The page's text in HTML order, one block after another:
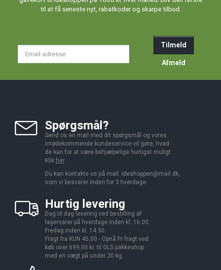
til at få seneste nyt, rabatkoder og skarpe tilbud.
Tilmeld
Afmeld
Spørgsmål?
Send os en mail med dit spørgsmål og vores
imødekommende kundeservice vil gøre, hvad
de kan for at være behjælpelige hurtigst muligt.
Klik her.
Du kan kontakte os på mail: ideshoppen@mail.dk,
som vi besvarer inden for 3 hverdage.
Hurtig levering
Dag til dag levering ved bestilling af
lagervarer på hverdage inden kl. 16.00.
Fredag inden kl. 14.30.
Fragt fra KUN 45,00 - Opnå fri fragt ved
køb over 699,00 kr. til GLS pakkeshop
med en vægt på under 20 kg.